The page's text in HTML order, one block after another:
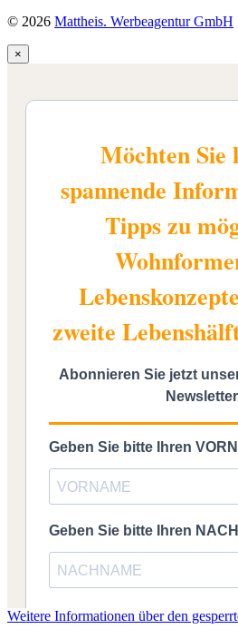
© 2026 Mattheis. Werbeagentur GmbH
×
Weitere Informationen über den